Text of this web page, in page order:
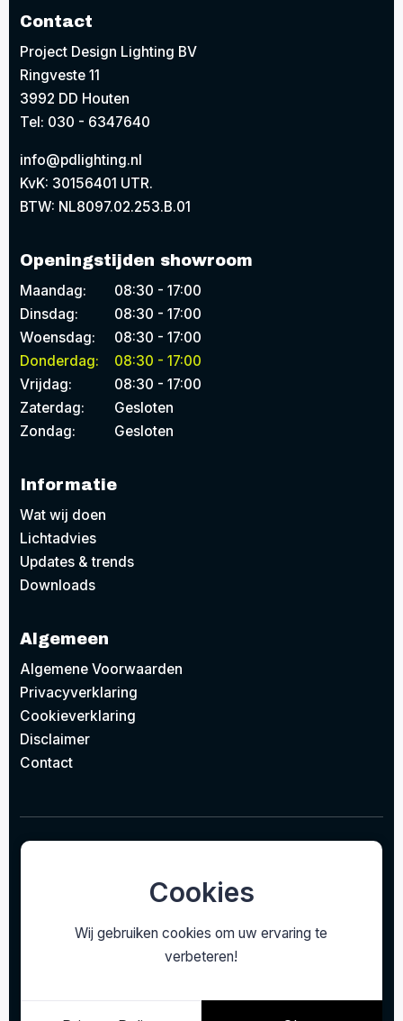
Contact
Project Design Lighting BV
Ringveste 11
3992 DD Houten
Tel: 030 - 6347640
info@pdlighting.nl
KvK: 30156401 UTR.
BTW: NL8097.02.253.B.01
Openingstijden showroom
Maandag:
08:30 - 17:00
Dinsdag:
08:30 - 17:00
Woensdag:
08:30 - 17:00
Donderdag:
08:30 - 17:00
Vrijdag:
08:30 - 17:00
Zaterdag:
Gesloten
Zondag:
Gesloten
Informatie
Wat wij doen
Lichtadvies
Updates & trends
Downloads
Algemeen
Algemene Voorwaarden
Privacyverklaring
Cookieverklaring
Disclaimer
Contact
Cookies
Wij gebruiken cookies om uw ervaring te
verbeteren!